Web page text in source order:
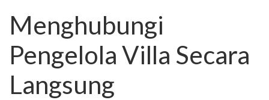
Menghubungi
Pengelola Villa Secara
Langsung